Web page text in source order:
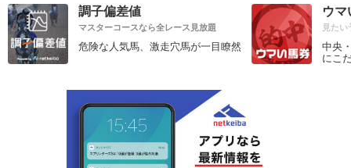
調子偏差値
マスターコースなら全レース見放題
危険な人気馬、激走穴馬が一目瞭然
ウマ
見たい
中央
にこ